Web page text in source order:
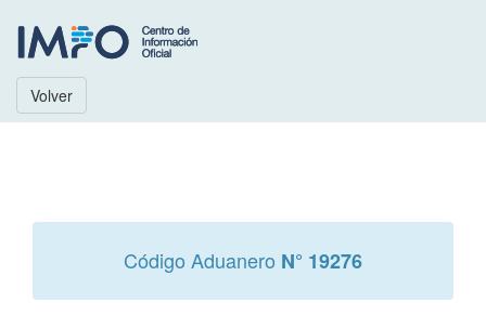
Volver
Código Aduanero N° 19276